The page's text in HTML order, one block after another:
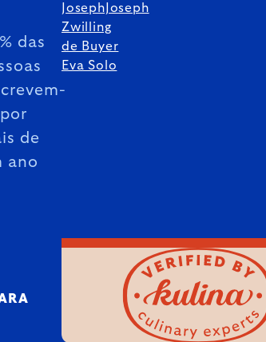
das
de
ano
JosephJoseph
Zwilling
de Buyer
Eva Solo